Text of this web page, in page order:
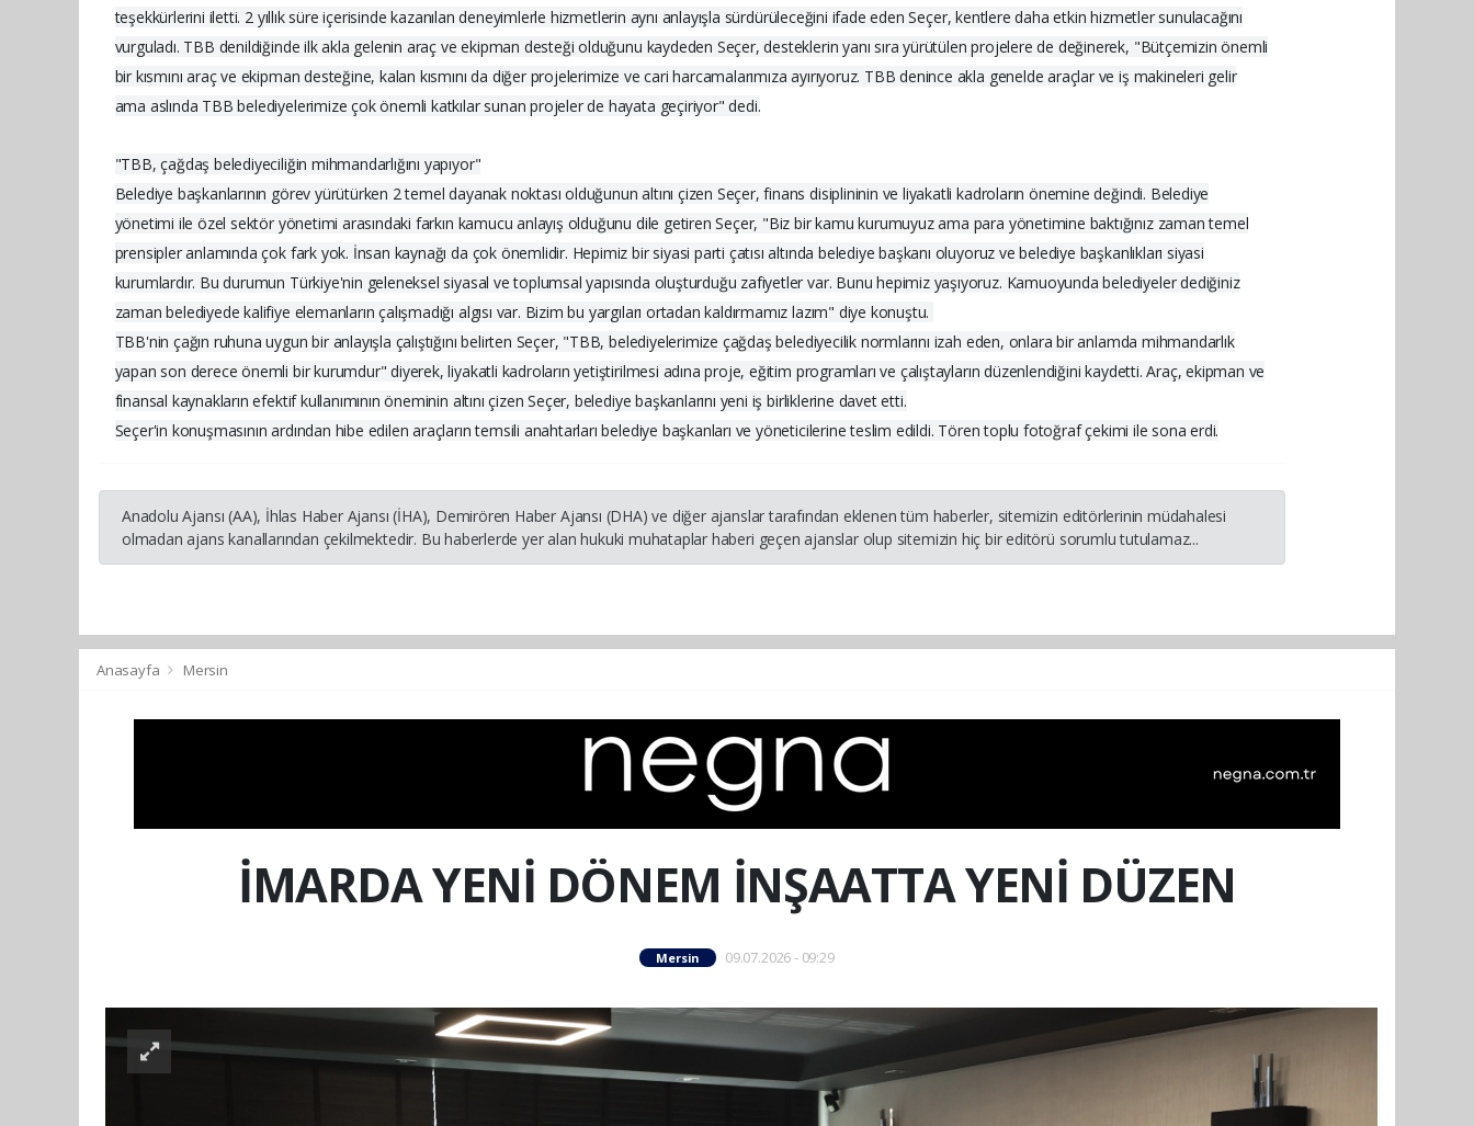
teşekkürlerini iletti. 2 yıllık süre içerisinde kazanılan deneyimlerle hizmetlerin aynı anlayışla sürdürüleceğini ifade eden Seçer, kentlere daha etkin hizmetler sunulacağını
vurguladı. TBB denildiğinde ilk akla gelenin araç ve ekipman desteği olduğunu kaydeden Seçer, desteklerin yanı sıra yürütülen projelere de değinerek, "Bütçemizin önemli
bir kısmını araç ve ekipman desteğine, kalan kısmını da diğer projelerimize ve cari harcamalarımıza ayırıyoruz. TBB denince akla genelde araçlar ve iş makineleri gelir
ama aslında TBB belediyelerimize çok önemli katkılar sunan projeler de hayata geçiriyor" dedi.
"TBB, çağdaş belediyeciliğin mihmandarlığını yapıyor"
Belediye başkanlarının görev yürütürken 2 temel dayanak noktası olduğunun altını çizen Seçer, finans disiplininin ve liyakatli kadroların önemine değindi. Belediye
yönetimi ile özel sektör yönetimi arasındaki farkın kamucu anlayış olduğunu dile getiren Seçer, "Biz bir kamu kurumuyuz ama para yönetimine baktığınız zaman temel
prensipler anlamında çok fark yok. İnsan kaynağı da çok önemlidir. Hepimiz bir siyasi parti çatısı altında belediye başkanı oluyoruz ve belediye başkanlıkları siyasi
kurumlardır. Bu durumun Türkiye'nin geleneksel siyasal ve toplumsal yapısında oluşturduğu zafiyetler var. Bunu hepimiz yaşıyoruz. Kamuoyunda belediyeler dediğiniz
zaman belediyede kalifiye elemanların çalışmadığı algısı var. Bizim bu yargıları ortadan kaldırmamız lazım" diye konuştu.
TBB'nin çağın ruhuna uygun bir anlayışla çalıştığını belirten Seçer, "TBB, belediyelerimize çağdaş belediyecilik normlarını izah eden, onlara bir anlamda mihmandarlık
yapan son derece önemli bir kurumdur" diyerek, liyakatli kadroların yetiştirilmesi adına proje, eğitim programları ve çalıştayların düzenlendiğini kaydetti. Araç, ekipman ve
finansal kaynakların efektif kullanımının öneminin altını çizen Seçer, belediye başkanlarını yeni iş birliklerine davet etti.
Seçer'in konuşmasının ardından hibe edilen araçların temsili anahtarları belediye başkanları ve yöneticilerine teslim edildi. Tören toplu fotoğraf çekimi ile sona erdi.
Anadolu Ajansı (AA), İhlas Haber Ajansı (İHA), Demirören Haber Ajansı (DHA) ve diğer ajanslar tarafından eklenen tüm haberler, sitemizin editörlerinin müdahalesi
olmadan ajans kanallarından çekilmektedir. Bu haberlerde yer alan hukuki muhataplar haberi geçen ajanslar olup sitemizin hiç bir editörü sorumlu tutulamaz...
Anasayfa Mersin
İMARDA YENİ DÖNEM İNŞAATTA YENİ DÜZEN
Mersin 09.07.2026 - 09:29